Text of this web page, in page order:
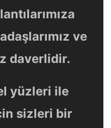
ve
daverlidir.
yüzleri ile
sizleri bir